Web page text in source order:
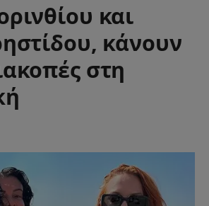
και
κάνουν
στη